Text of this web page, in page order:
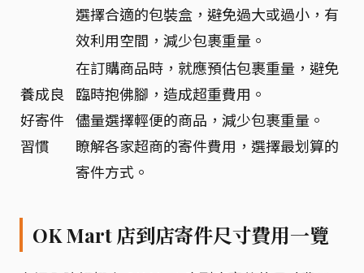
選擇合適的包裝盒，避免過大或過小，有
效利用空間，減少包裹重量。
養成良
好寄件
習慣
在訂購商品時，就應預估包裹重量，避免
臨時抱佛腳，造成超重費用。
儘量選擇輕便的商品，減少包裹重量。
瞭解各家超商的寄件費用，選擇最划算的
寄件方式。
OK Mart 店到店寄件尺寸費用一覽